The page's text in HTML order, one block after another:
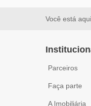
Você está
Parceiros
Faça parte
A Imobiliária